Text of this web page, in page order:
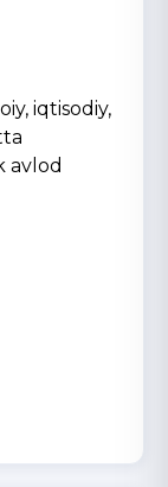
iqtisodiy,
avlod